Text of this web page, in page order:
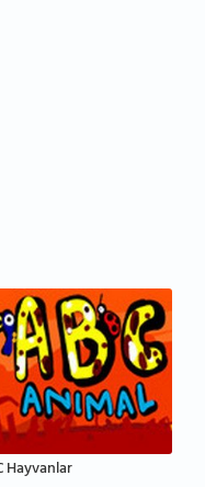
Hayvanlar